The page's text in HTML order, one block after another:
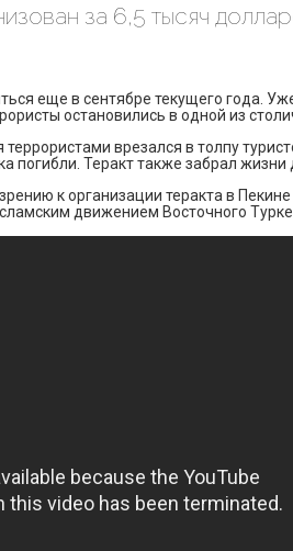
за 6,5 тысяч
еще в сентябре текущего года.
остановились в одной из
врезался в толпу
погибли. Теракт также забрал
к организации теракта в
движением Восточного